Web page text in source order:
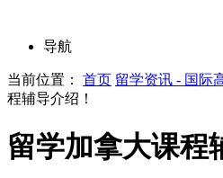
导航
当前位置： 首页 留学资讯 - 国际
程辅导介绍！
留学加拿大课程